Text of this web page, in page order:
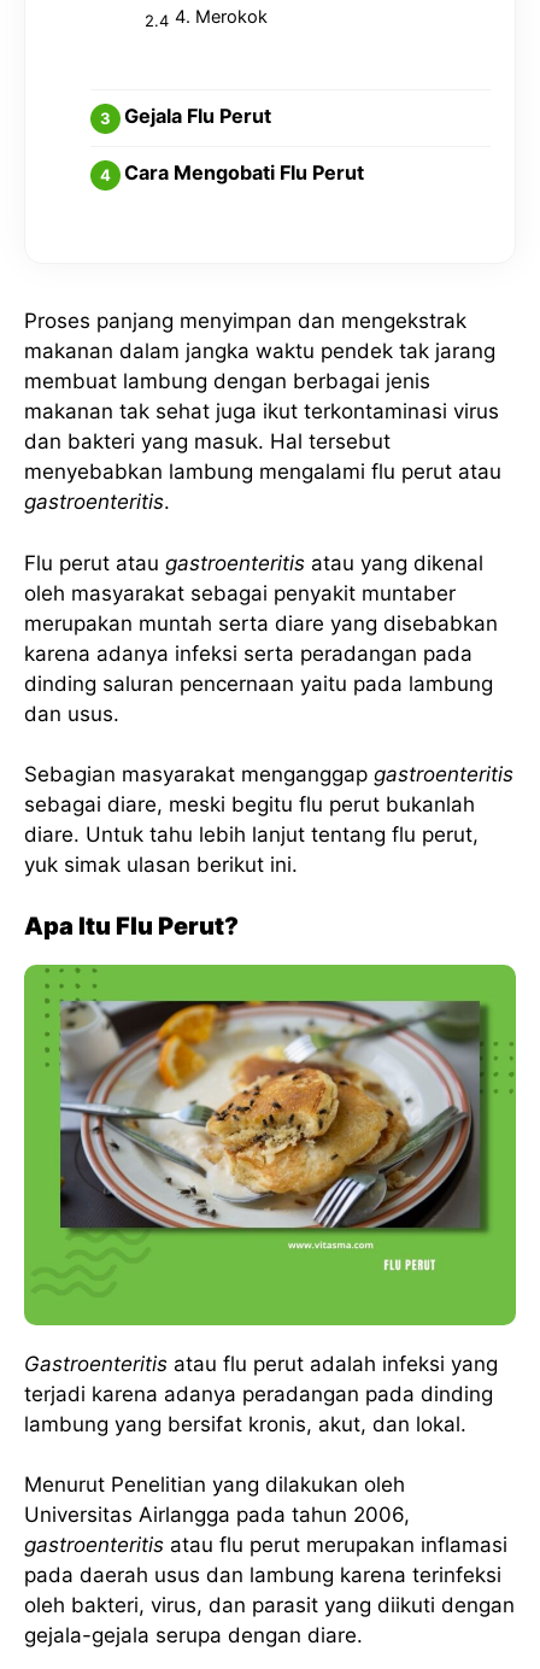
4. Merokok
Gejala Flu Perut
Cara Mengobati Flu Perut
Proses panjang menyimpan dan mengekstrak
makanan dalam jangka waktu pendek tak jarang
membuat lambung dengan berbagai jenis
makanan tak sehat juga ikut terkontaminasi virus
dan bakteri yang masuk. Hal tersebut
menyebabkan lambung mengalami flu perut atau
gastroenteritis.
Flu perut atau gastroenteritis atau yang dikenal
oleh masyarakat sebagai penyakit muntaber
merupakan muntah serta diare yang disebabkan
karena adanya infeksi serta peradangan pada
dinding saluran pencernaan yaitu pada lambung
dan usus.
Sebagian masyarakat menganggap gastroenteritis
sebagai diare, meski begitu flu perut bukanlah
diare. Untuk tahu lebih lanjut tentang flu perut,
yuk simak ulasan berikut ini.
Apa Itu Flu Perut?
Gastroenteritis atau flu perut adalah infeksi yang
terjadi karena adanya peradangan pada dinding
lambung yang bersifat kronis, akut, dan lokal.
Menurut Penelitian yang dilakukan oleh
Universitas Airlangga pada tahun 2006,
gastroenteritis atau flu perut merupakan inflamasi
pada daerah usus dan lambung karena terinfeksi
oleh bakteri, virus, dan parasit yang diikuti dengan
gejala-gejala serupa dengan diare.